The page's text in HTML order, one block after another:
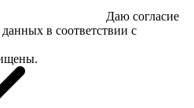
Даю согласие
в соответствии с